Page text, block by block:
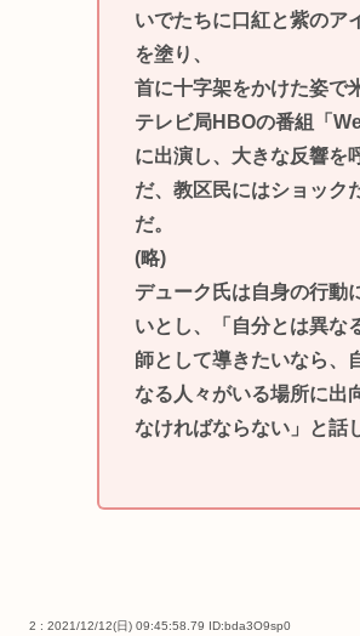
いでたちに口紅と紫のア
を塗り、
首に十字架をかけた姿で
テレビ局HBOの番組「
に出演し、大きな反響を
だ、教区民にはショック
だ。
(略)
デューク氏は自身の行動
いとし、「自分とは異な
師として導きたいなら、
なる人々がいる場所に出
なければならない」と話
2 : 2021/12/12(日) 09:45:58.79 ID:bda3O9sp0